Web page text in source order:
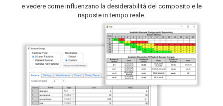
e vedere come influenzano la desiderabilità del composito e le
risposte in tempo reale.